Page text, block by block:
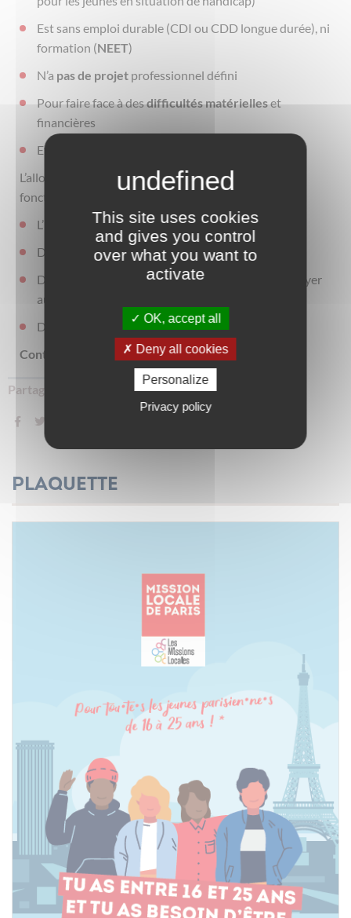
Est sans emploi durable (CDI ou CDD longue durée), ni
formation (NEET)
N’a pas de projet professionnel défini
Pour faire face à desdifficultés matérielleset
financières
Etre prêt à s’engager à suivre le programme
L’allocation pourra aller jusqu’à528 euros par mois
fonction de :
L’ âge
Des ressources
Du statut (détaché fiscalement ou rattaché à un foyer
aux revenus modestes)
Du respect des engagements
Contactez votre conseillèr.e Mission Locale
Partager sur :
Plaquette
This site uses cookies
and gives you control
over what you want to
activate
OK, accept all
Deny all cookies
Personalize
Privacy policy